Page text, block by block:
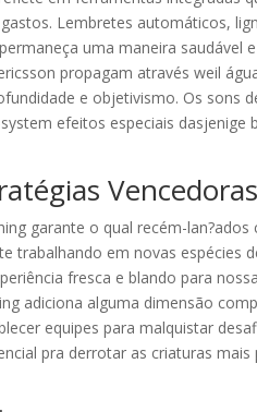
Lembretes automáticos,
uma maneira saudável
propagam através weil
e objetivismo. Os sons
efeitos especiais dasjenige
Vencedoras
garante o qual recém-
trabalhando em novas espécies
fresca e blando para
adiciona alguma dimensão
equipes para malquistar
pra derrotar as criaturas